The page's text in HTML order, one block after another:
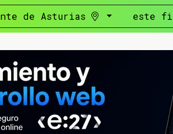
de Asturias este